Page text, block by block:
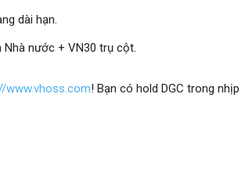
dài hạn.
nước + VN30 trụ cột.
www.vhoss.com! Bạn có hold DGC trong nhịp